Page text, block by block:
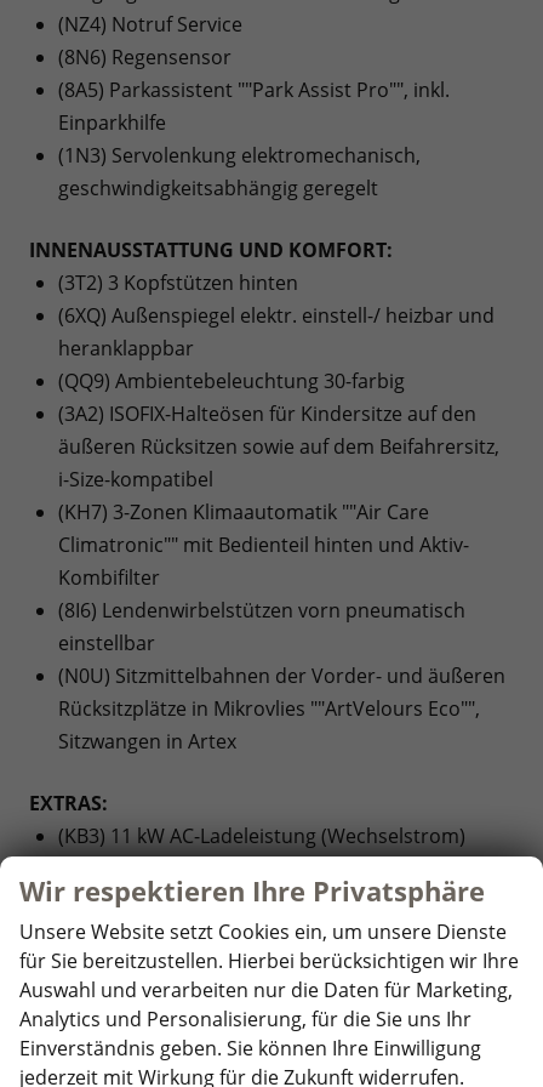
(NZ4) Notruf Service
(8N6) Regensensor
(8A5) Parkassistent ""Park Assist Pro"", inkl.
Einparkhilfe
(1N3) Servolenkung elektromechanisch,
geschwindigkeitsabhängig geregelt
INNENAUSSTATTUNG UND KOMFORT:
(3T2) 3 Kopfstützen hinten
(6XQ) Außenspiegel elektr. einstell-/ heizbar und
heranklappbar
(QQ9) Ambientebeleuchtung 30-farbig
(3A2) ISOFIX-Halteösen für Kindersitze auf den
äußeren Rücksitzen sowie auf dem Beifahrersitz,
i-Size-kompatibel
(KH7) 3-Zonen Klimaautomatik ""Air Care
Climatronic"" mit Bedienteil hinten und Aktiv-
Kombifilter
(8I6) Lendenwirbelstützen vorn pneumatisch
einstellbar
(N0U) Sitzmittelbahnen der Vorder- und äußeren
Rücksitzplätze in Mikrovlies ""ArtVelours Eco"",
Sitzwangen in Artex
EXTRAS:
(KB3) 11 kW AC-Ladeleistung (Wechselstrom)
Ausweichunterstützung
(H33) Airstop®-Reifen 235/45 R 20 vorn, 255/40 R
20 hinten
(PD1) Assistenzpaket ""IQ.DRIVE""
(KS3) Augmented-Reality-Head-up-Display
(J0U) Batterie 280A (46Ah)
Wir respektieren Ihre Privatsphäre
Unsere Website setzt Cookies ein, um unsere Dienste
für Sie bereitzustellen. Hierbei berücksichtigen wir Ihre
Auswahl und verarbeiten nur die Daten für Marketing,
Analytics und Personalisierung, für die Sie uns Ihr
Einverständnis geben. Sie können Ihre Einwilligung
jederzeit mit Wirkung für die Zukunft widerrufen.